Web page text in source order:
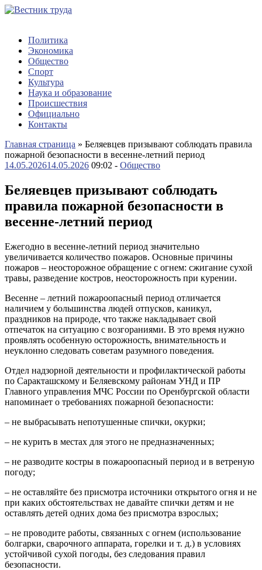
Политика
Экономика
Общество
Спорт
Культура
Наука и образование
Происшествия
Официально
Контакты
Главная страница » Беляевцев призывают соблюдать правила
пожарной безопасности в весенне-летний период
14.05.202614.05.2026 09:02 - Общество
Беляевцев призывают соблюдать
правила пожарной безопасности в
весенне-летний период
Ежегодно в весенне-летний период значительно
увеличивается количество пожаров. Основные причины
пожаров – неосторожное обращение с огнем: сжигание сухой
травы, разведение костров, неосторожность при курении.
Весенне – летний пожароопасный период отличается
наличием у большинства людей отпусков, каникул,
праздников на природе, что также накладывает свой
отпечаток на ситуацию с возгораниями. В это время нужно
проявлять особенную осторожность, внимательность и
неуклонно следовать советам разумного поведения.
Отдел надзорной деятельности и профилактической работы
по Саракташскому и Беляевскому районам УНД и ПР
Главного управления МЧС России по Оренбургской области
напоминает о требованиях пожарной безопасности:
– не выбрасывать непотушенные спички, окурки;
– не курить в местах для этого не предназначенных;
– не разводите костры в пожароопасный период и в ветреную
погоду;
– не оставляйте без присмотра источники открытого огня и не
при каких обстоятельствах не давайте спички детям и не
оставлять детей одних дома без присмотра взрослых;
– не проводите работы, связанных с огнем (использование
болгарки, сварочного аппарата, горелки и т. д.) в условиях
устойчивой сухой погоды, без следования правил
безопасности.